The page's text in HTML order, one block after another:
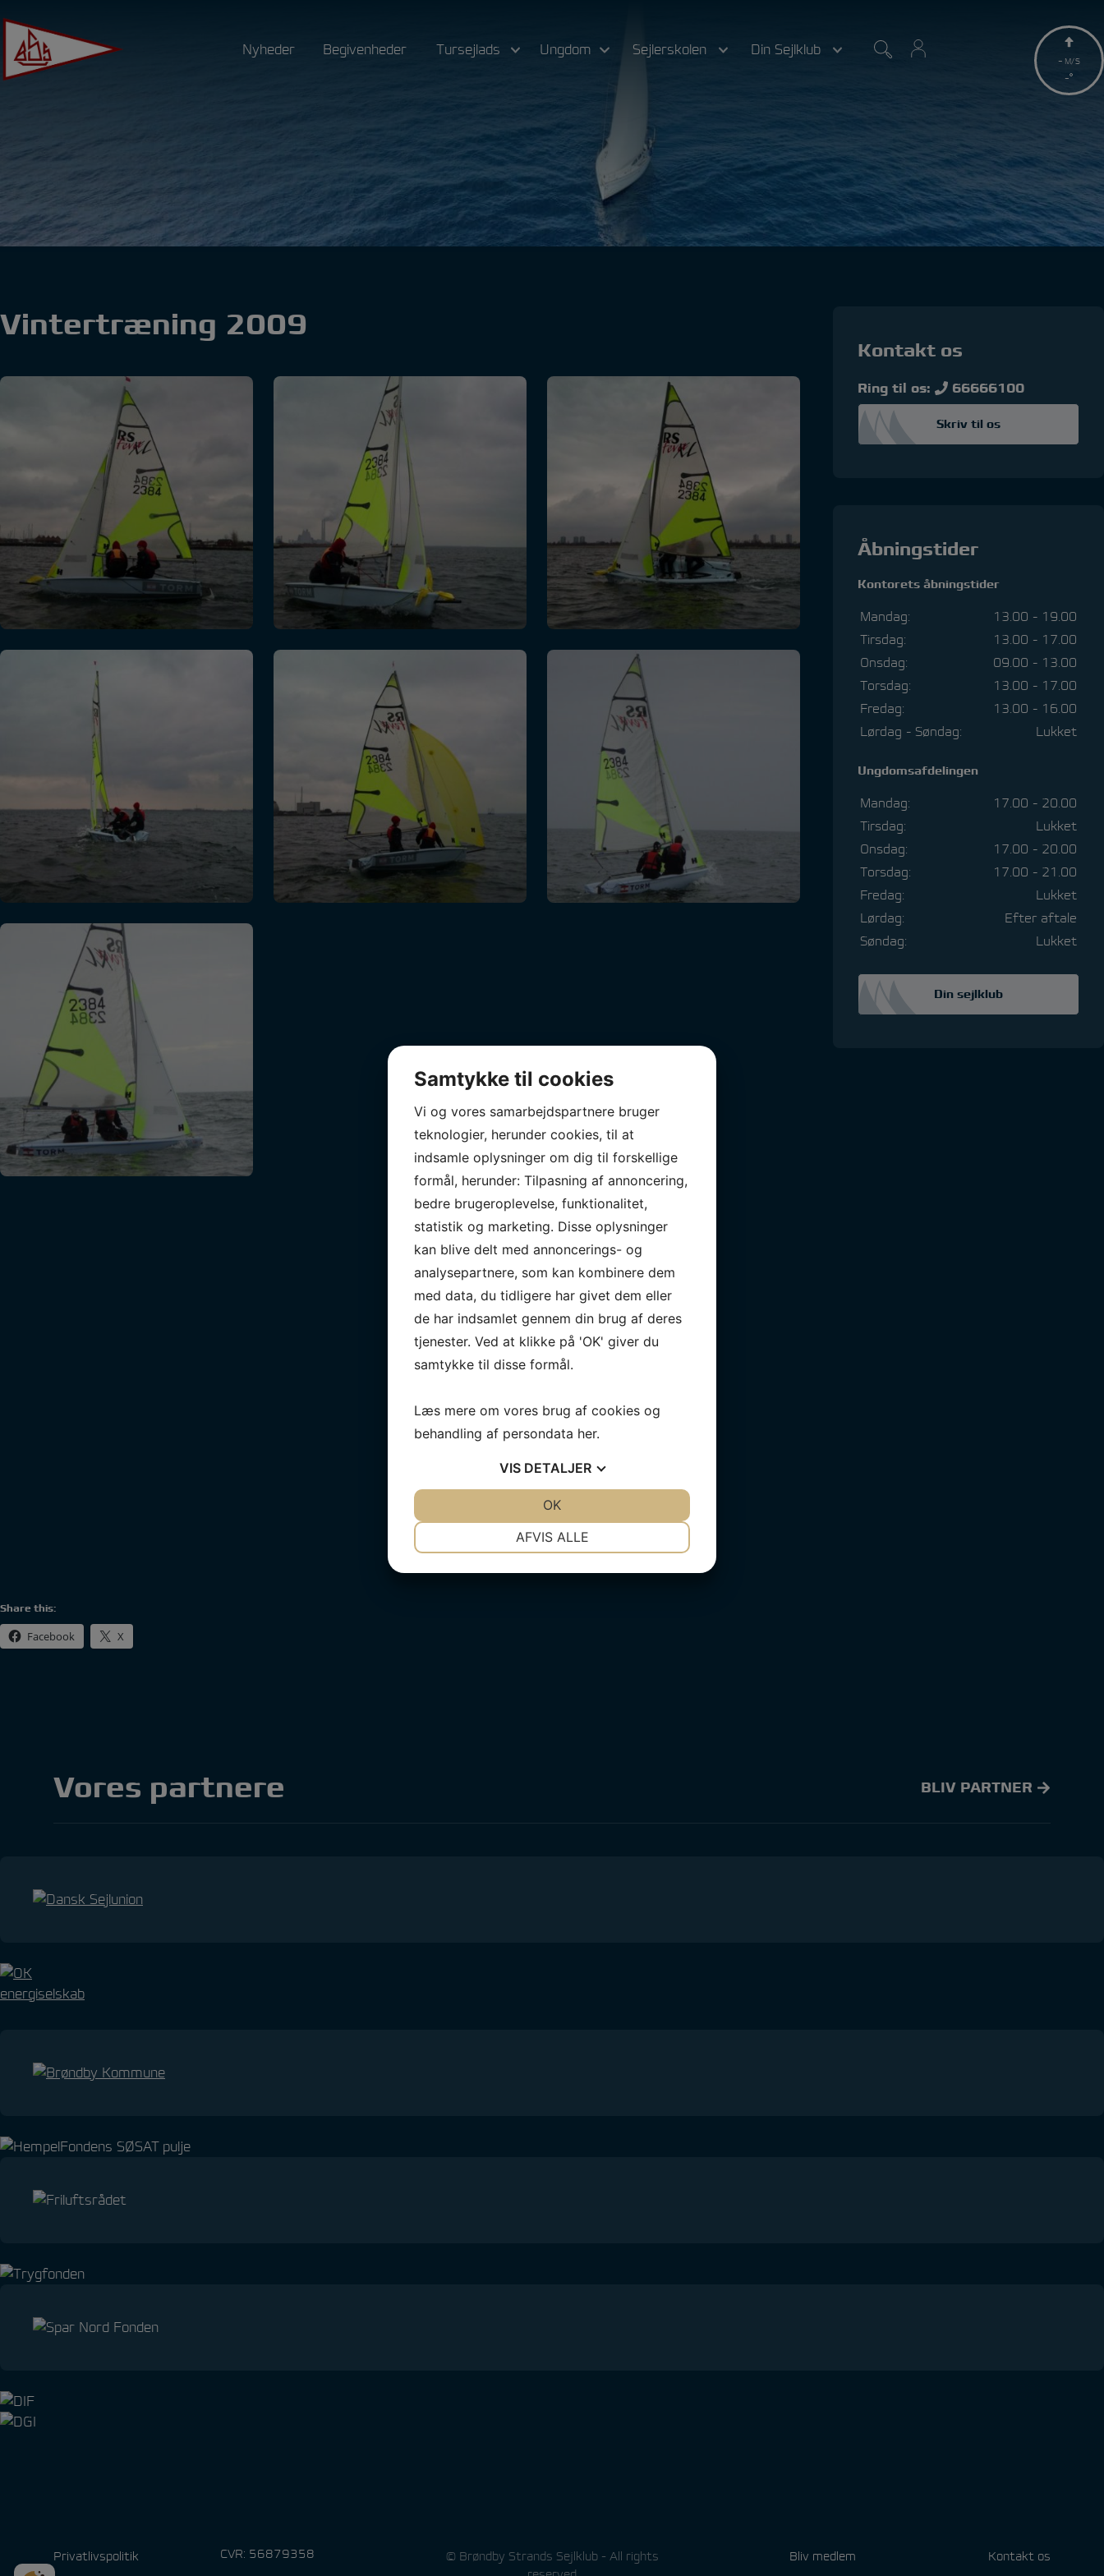
indholdet
Nyheder Begivenheder Tursejlads Ungdom Sejlerskolen Din Sejlklub
- M/S
-
Vintertræning 2009
Share this:
Facebook X
Kontakt os
Ring til os: 66666100
Skriv til os
Åbningstider
Kontorets åbningstider
Mandag:
13.00 - 19.00
Tirsdag:
13.00 - 17.00
Onsdag:
09.00 - 13.00
Torsdag:
13.00 - 17.00
Fredag:
13.00 - 16.00
Lørdag - Søndag:
Lukket
Ungdomsafdelingen
Mandag:
17.00 - 20.00
Tirsdag:
Lukket
Onsdag:
17.00 - 20.00
Torsdag:
17.00 - 21.00
Fredag:
Lukket
Lørdag:
Efter aftale
Søndag:
Lukket
Din sejlklub
Vores partnere BLIV PARTNER
Privatlivspolitik CVR: 56879358
© Brøndby Strands Sejlklub - All rights
Bliv medlem Kontakt os
Samtykke til cookies
Vi og vores samarbejdspartnere bruger
teknologier, herunder cookies, til at
indsamle oplysninger om dig til forskellige
formål, herunder: Tilpasning af annoncering,
bedre brugeroplevelse, funktionalitet,
statistik og marketing. Disse oplysninger
kan blive delt med annoncerings- og
analysepartnere, som kan kombinere dem
med data, du tidligere har givet dem eller
de har indsamlet gennem din brug af deres
tjenester. Ved at klikke på 'OK' giver du
samtykke til disse formål.
Læs mere om vores brug af cookies og
behandling af persondata her.
VIS DETALJER
AFVIS ALLE
OK